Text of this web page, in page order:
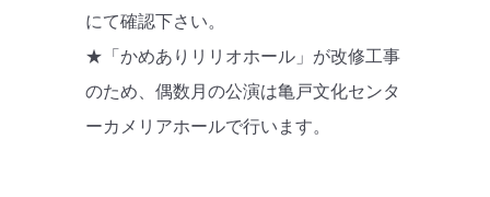
にて確認下さい。
★「かめありリリオホール」が改修工事
のため、偶数月の公演は亀戸文化センタ
ーカメリアホールで行います。